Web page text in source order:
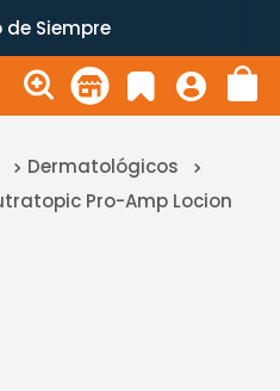
de Siempre
Dermatológicos
Pro-Amp Locion